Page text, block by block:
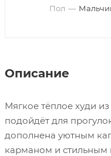
Пол —
Описание
Мягкое тёплое худи
подойдёт для
дополнена уютным
карманом и стильным